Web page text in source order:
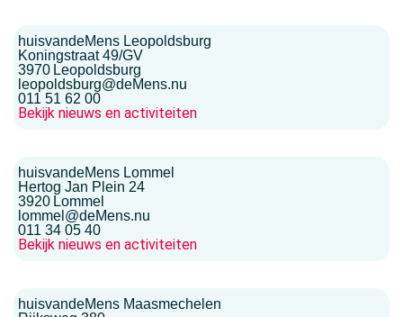
huisvandeMens Leopoldsburg
Koningstraat 49/GV
3970 Leopoldsburg
leopoldsburg@deMens.nu
011 51 62 00
Bekijk nieuws en activiteiten
huisvandeMens Lommel
Hertog Jan Plein 24
3920 Lommel
lommel@deMens.nu
011 34 05 40
Bekijk nieuws en activiteiten
huisvandeMens Maasmechelen